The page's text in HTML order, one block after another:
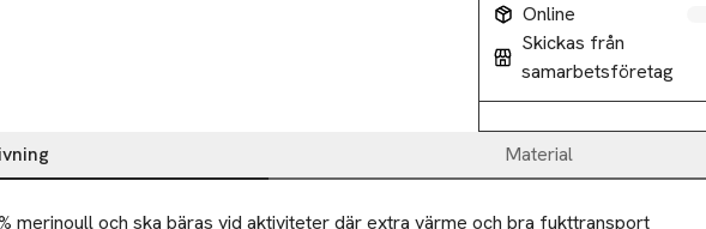
Online
Skickas från
samarbetsföretag
Material
merinoull och ska bäras vid aktiviteter där extra värme och bra fukttransport